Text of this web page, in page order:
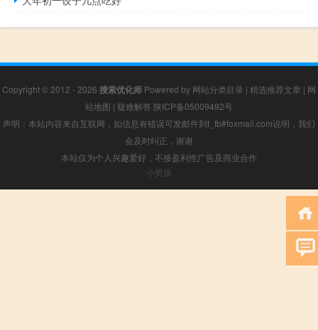
Copyright © 2012 - 2026 搜索优化师 Powered by 网站分类目录 | 精选推荐文章 | 网
站地图 | 疑难解答 陕ICP备05009492号
声明：本站内容来自互联网，如信息有错误可发邮件到f_fb#foxmail.com说明，我们
会及时纠正，谢谢
本站仅为个人兴趣爱好，不接盈利性广告及商业合作
小男孩